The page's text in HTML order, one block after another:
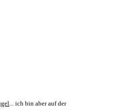
... ich bin aber auf der